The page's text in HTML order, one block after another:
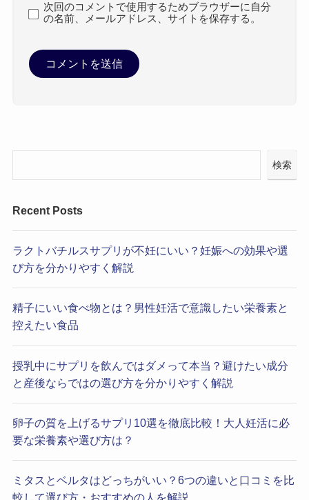
次回のコメントで使用するためブラウザーに自分
の名前、メールアドレス、サイトを保存する。
検索
Recent Posts
ラクトバチルスサプリが不妊にいい？妊娠への効果や選
び方を分かりやすく解説
精子にいい食べ物とは？男性妊活で意識したい栄養素と
控えたい食品
授乳中にサプリを飲んではダメって本当？避けたい成分
と産後ならではの選び方を分かりやすく解説
卵子の質を上げるサプリ10選を徹底比較！大人妊活に必
要な栄養素や選び方は？
ミタスとベルタはどっちがいい？6つの違いと口コミを比
較して選び方・おすすめの人を解説